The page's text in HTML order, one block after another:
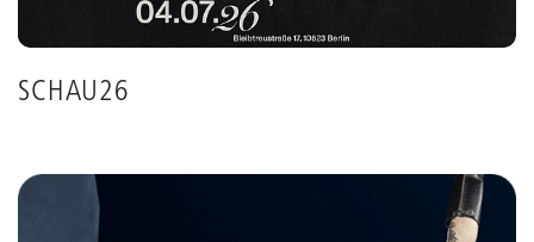
SCHAU26